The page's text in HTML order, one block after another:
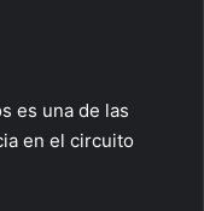
es una de las
en el circuito